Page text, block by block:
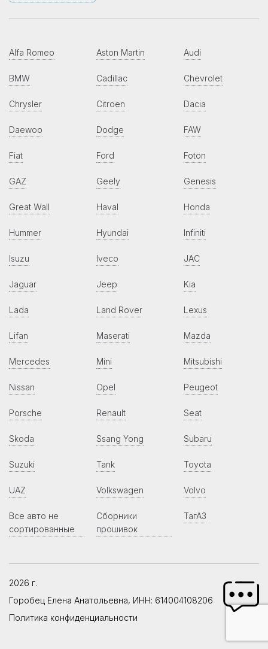
Alfa Romeo Aston Martin Audi
BMW Cadillac Chevrolet
Chrysler Citroen Dacia
Daewoo Dodge FAW
Fiat Ford Foton
GAZ Geely Genesis
Great Wall Haval Honda
Hummer Hyundai Infiniti
Isuzu Iveco JAC
Jaguar Jeep Kia
Lada Land Rover Lexus
Lifan Maserati Mazda
Mercedes Mini Mitsubishi
Nissan Opel Peugeot
Porsche Renault Seat
Skoda Ssang Yong Subaru
Suzuki Tank Toyota
UAZ Volkswagen Volvo
Все авто не
сортированные
Сборники
прошивок
ТагАЗ
2026 г.
Горобец Елена Анатольевна, ИНН: 614004108206
Политика конфиденциальности